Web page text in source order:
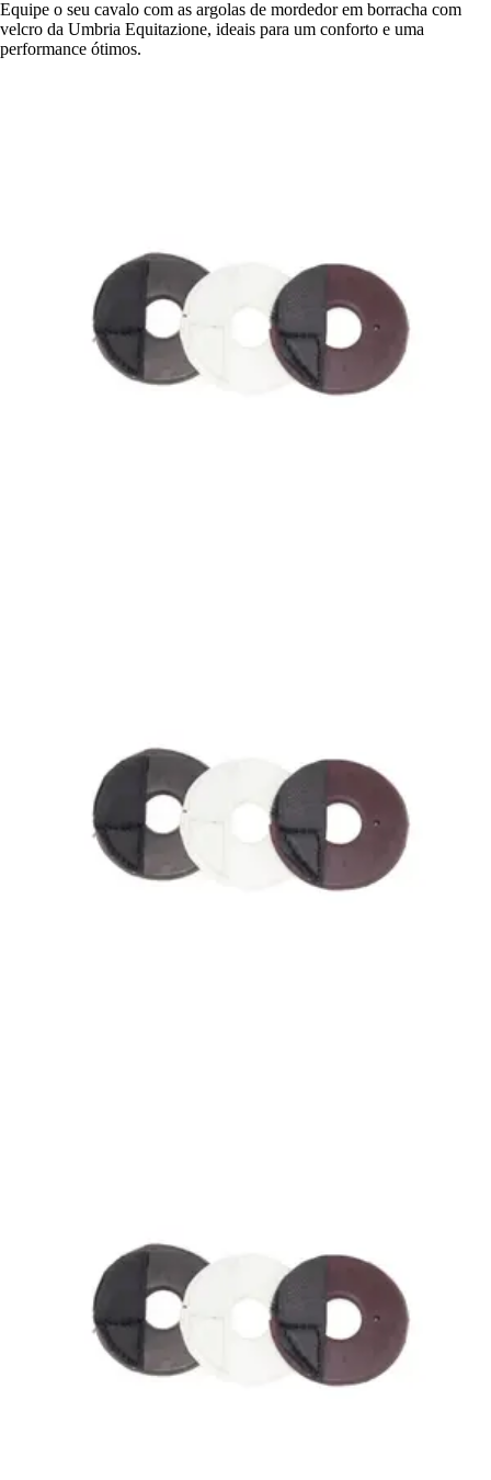
Equipe o seu cavalo com as argolas de mordedor em borracha com
velcro da Umbria Equitazione, ideais para um conforto e uma
performance ótimos.